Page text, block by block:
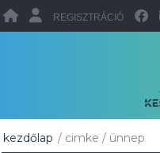
REGISZTRÁCIÓ
kezdőlap / cimke / ünnep